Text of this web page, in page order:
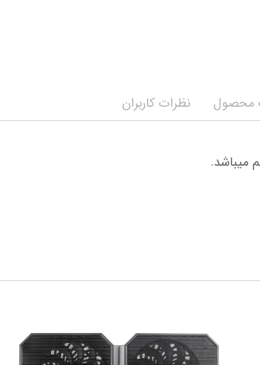
محصول نظرات کاربران
میباشد.